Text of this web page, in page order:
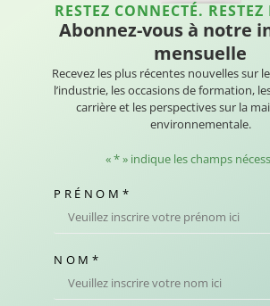
RESTEZ CONNECTÉ.
Abonnez-vous à notre
mensuelle
Recevez les plus récentes nouvelles sur
l’industrie, les occasions de formation,
carrière et les perspectives sur la
environnementale.
«*» indique les champs
PRÉNOM *
NOM *